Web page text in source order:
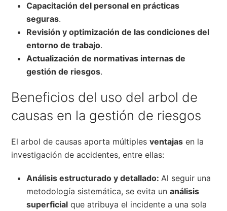
Capacitación del personal en prácticas
seguras.
Revisión y optimización de las condiciones del
entorno de trabajo.
Actualización de normativas internas de
gestión de riesgos.
Beneficios del uso del arbol de
causas en la gestión de riesgos
El arbol de causas aporta múltiplesventajas en la
investigación de accidentes, entre ellas:
Análisis estructurado y detallado:Al seguir una
metodología sistemática, se evita unanálisis
superficial que atribuya el incidente a una sola